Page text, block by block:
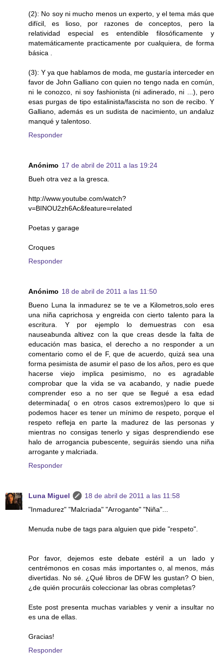
(2): No soy ni mucho menos un experto, y el tema más que
difícil, es lioso, por razones de conceptos, pero la
relatividad especial es entendible filosóficamente y
matemáticamente practicamente por cualquiera, de forma
básica .
(3): Y ya que hablamos de moda, me gustaría interceder en
favor de John Galliano con quien no tengo nada en común,
ni le conozco, ni soy fashionista (ni adinerado, ni ...), pero
esas purgas de tipo estalinista/fascista no son de recibo. Y
Galliano, además es un sudista de nacimiento, un andaluz
manqué y talentoso.
Responder
Anónimo 17 de abril de 2011 a las 19:24
Bueh otra vez a la gresca.
http://www.youtube.com/watch?
v=BINOU2zh6Ac&feature=related
Poetas y garage
Croques
Responder
Anónimo 18 de abril de 2011 a las 11:50
Bueno Luna la inmadurez se te ve a Kilometros,solo eres
una niña caprichosa y engreida con cierto talento para la
escritura. Y por ejemplo lo demuestras con esa
nauseabunda altivez con la que creas desde la falta de
educación mas basica, el derecho a no responder a un
comentario como el de F, que de acuerdo, quizá sea una
forma pesimista de asumir el paso de los años, pero es que
hacerse viejo implica pesimismo, no es agradable
comprobar que la vida se va acabando, y nadie puede
comprender eso a no ser que se llegué a esa edad
determinada( o en otros casos extremos)pero lo que si
podemos hacer es tener un mínimo de respeto, porque el
respeto refleja en parte la madurez de las personas y
mientras no consigas tenerlo y sigas desprendiendo ese
halo de arrogancia pubescente, seguirás siendo una niña
arrogante y malcriada.
Responder
Luna Miguel
18 de abril de 2011 a las 11:58
"Inmadurez" "Malcriada" "Arrogante" "Niña"...
Menuda nube de tags para alguien que pide "respeto".
Por favor, dejemos este debate estéril a un lado y
centrémonos en cosas más importantes o, al menos, más
divertidas. No sé. ¿Qué libros de DFW les gustan? O bien,
¿de quién procuráis coleccionar las obras completas?
Este post presenta muchas variables y venir a insultar no
es una de ellas.
Gracias!
Responder